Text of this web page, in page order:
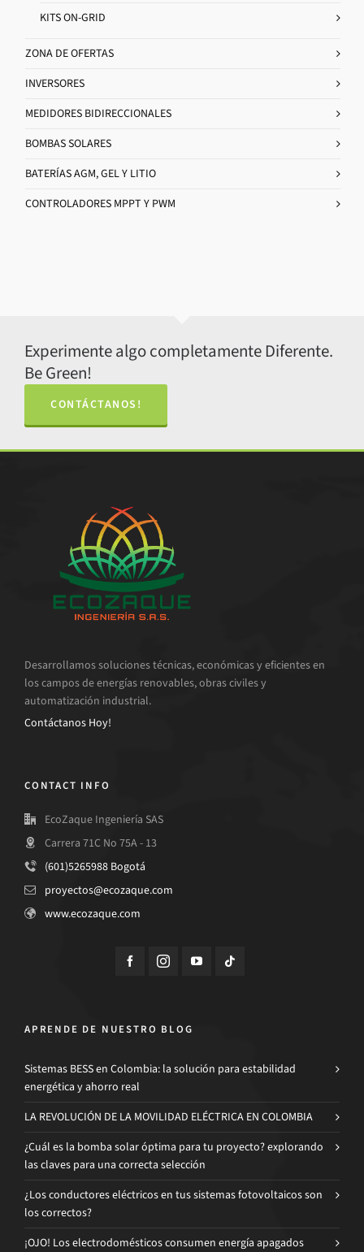
KITS ON-GRID
ZONA DE OFERTAS
INVERSORES
MEDIDORES BIDIRECCIONALES
BOMBAS SOLARES
BATERÍAS AGM, GEL Y LITIO
CONTROLADORES MPPT Y PWM
Experimente algo completamente Diferente.
Be Green!
CONTÁCTANOS!
Desarrollamos soluciones técnicas, económicas y eficientes en
los campos de energías renovables, obras civiles y
automatización industrial.
Contáctanos Hoy!
CONTACT INFO
EcoZaque Ingeniería SAS
Carrera 71C No 75A - 13
(601)5265988 Bogotá
proyectos@ecozaque.com
www.ecozaque.com
APRENDE DE NUESTRO BLOG
Sistemas BESS en Colombia: la solución para estabilidad
energética y ahorro real
LA REVOLUCIÓN DE LA MOVILIDAD ELÉCTRICA EN COLOMBIA
¿Cuál es la bomba solar óptima para tu proyecto? explorando
las claves para una correcta selección
¿Los conductores eléctricos en tus sistemas fotovoltaicos son
los correctos?
¡OJO! Los electrodomésticos consumen energía apagados